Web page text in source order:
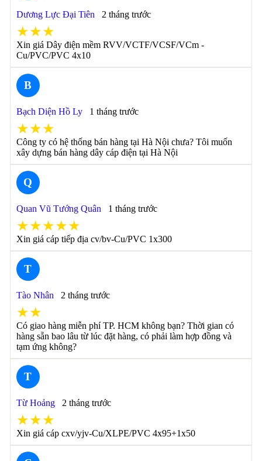
Dương Lực Đại Tiên 2 tháng trước
★★★
Xin giá Dây điện mềm RVV/VCTF/VCSF/VCm -
Cu/PVC/PVC 4x10
B
Bạch Diện Hồ Ly 1 tháng trước
★★★
Công ty có hệ thống bán hàng tại Hà Nội chưa? Tôi muốn
xây dựng bán hàng dây cáp điện tại Hà Nội
Q
Quan Vũ Tướng Quân 1 tháng trước
★★★★★
Xin giá cáp tiếp địa cv/bv-Cu/PVC 1x300
T
Tào Nhân 2 tháng trước
★★
Có giao hàng miễn phí TP. HCM không bạn? Thời gian có
hàng sẵn bao lâu từ lúc đặt hàng, có phải làm hợp đồng và
tạm ứng không?
T
Từ Hoảng 2 tháng trước
★★★
Xin giá cáp cxv/yjv-Cu/XLPE/PVC 4x95+1x50